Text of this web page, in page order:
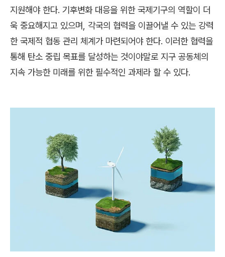
지원해야 한다. 기후변화 대응을 위한 국제기구의 역할이 더
욱 중요해지고 있으며, 각국의 협력을 이끌어낼 수 있는 강력
한국제적 협동 관리 체계가 마련되어야 한다. 이러한 협력을
통해 탄소 중립 목표를 달성하는 것이야말로 지구 공동체의
지속 가능한 미래를 위한 필수적인 과제라 할 수 있다.